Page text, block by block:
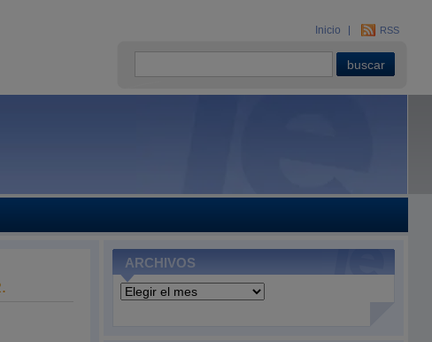
Inicio RSS
ARCHIVOS
Archivos